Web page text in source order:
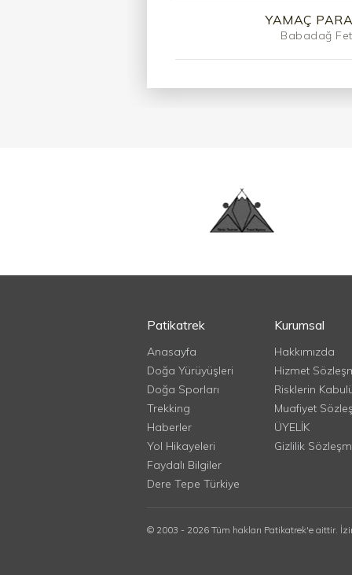
YAMAÇ
Babadağ
Patikatrek
Anasayfa
Doğa Yürüyüşleri
Doğa Sporları
Trekking
Haberler
Yol Hikayeleri
Faydalı Bilgiler
Dere Tepe Türkiye
Kurumsal
Hakkımızda
Hizmet
Risklerin
Muafiyet
ÜYELİK
Gizlilik
© 2003 - 2026 Tüm hakları Patikatrek'e aittir.